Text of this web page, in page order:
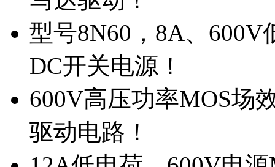
型号8N60，8A、
DC开关电源！
600V高压功率MOS场
驱动电路！